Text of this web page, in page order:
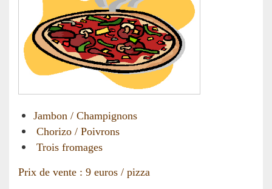
Jambon / Champignons
Chorizo / Poivrons
Trois fromages
Prix de vente : 9 euros / pizza